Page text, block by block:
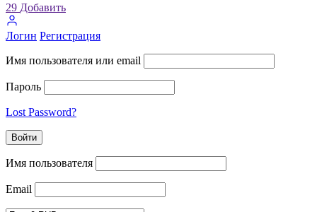
29 Добавить
Логин Регистрация
Имя пользователя или email
Пароль
Lost Password?
Имя пользователя
Email